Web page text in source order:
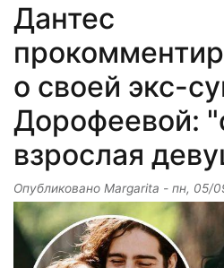
Дантес
о своей экс-
Дорофеевой:
взрослая
Опубликовано Margarita - пн, 05/